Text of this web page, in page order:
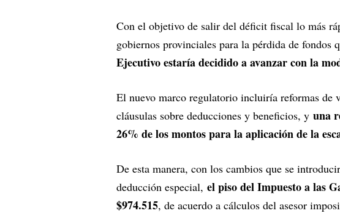
Con el objetivo de salir del déficit fiscal lo más
gobiernos provinciales para la pérdida de fondos
Ejecutivo estaría decidido a avanzar con la
El nuevo marco regulatorio incluiría reformas de
cláusulas sobre deducciones y beneficios, y una
26% de los montos para la aplicación de la
De esta manera, con los cambios que se
deducción especial, el piso del Impuesto a las
$974.515, de acuerdo a cálculos del asesor